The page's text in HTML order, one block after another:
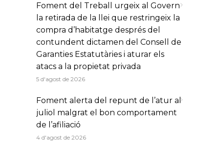
Foment del Treball urgeix al Govern
la retirada de la llei que restringeix la
compra d’habitatge després del
contundent dictamen del Consell de
Garanties Estatutàries i aturar els
atacs a la propietat privada
5 d'agost de 2026
Foment alerta del repunt de l’atur al
juliol malgrat el bon comportament
de l’afiliació
4 d'agost de 2026